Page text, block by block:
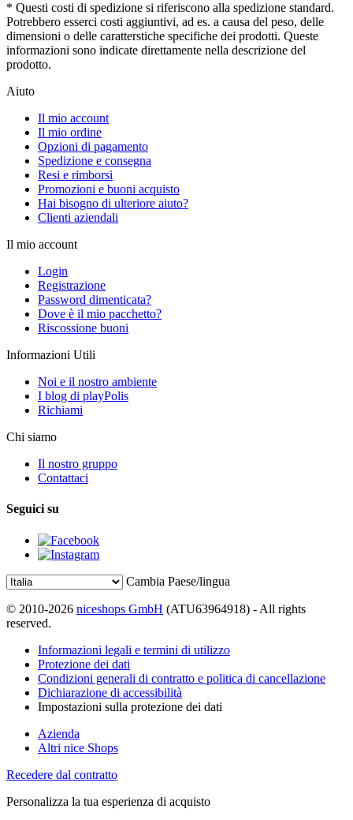
* Questi costi di spedizione si riferiscono alla spedizione standard.
Potrebbero esserci costi aggiuntivi, ad es. a causa del peso, delle
dimensioni o delle caratterstiche specifiche dei prodotti. Queste
informazioni sono indicate direttamente nella descrizione del
prodotto.
Aiuto
Il mio account
Il mio ordine
Opzioni di pagamento
Spedizione e consegna
Resi e rimborsi
Promozioni e buoni acquisto
Hai bisogno di ulteriore aiuto?
Clienti aziendali
Il mio account
Login
Registrazione
Password dimenticata?
Dove è il mio pacchetto?
Riscossione buoni
Informazioni Utili
Noi e il nostro ambiente
I blog di playPolis
Richiami
Chi siamo
Il nostro gruppo
Contattaci
Seguici su
Cambia Paese/lingua
© 2010-2026 niceshops GmbH (ATU63964918) - All rights
reserved.
Informazioni legali e termini di utilizzo
Protezione dei dati
Condizioni generali di contratto e politica di cancellazione
Dichiarazione di accessibilità
Impostazioni sulla protezione dei dati
Azienda
Altri nice Shops
Recedere dal contratto
Personalizza la tua esperienza di acquisto